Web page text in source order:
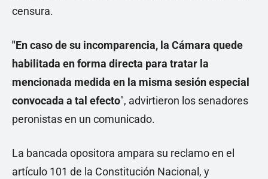
censura.
"En caso de su incomparencia, la Cámara quede
habilitada en forma directa para tratar la
mencionada medida en la misma sesión especial
convocada a tal efecto", advirtieron los senadores
peronistas en un comunicado.
La bancada opositora ampara su reclamo en el
artículo 101 de la Constitución Nacional, y